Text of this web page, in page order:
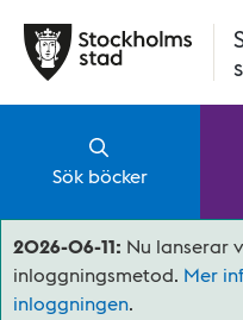
Sök böcker
2026-06-11: Nu lanserar
inloggningsmetod. Mer
inloggningen.